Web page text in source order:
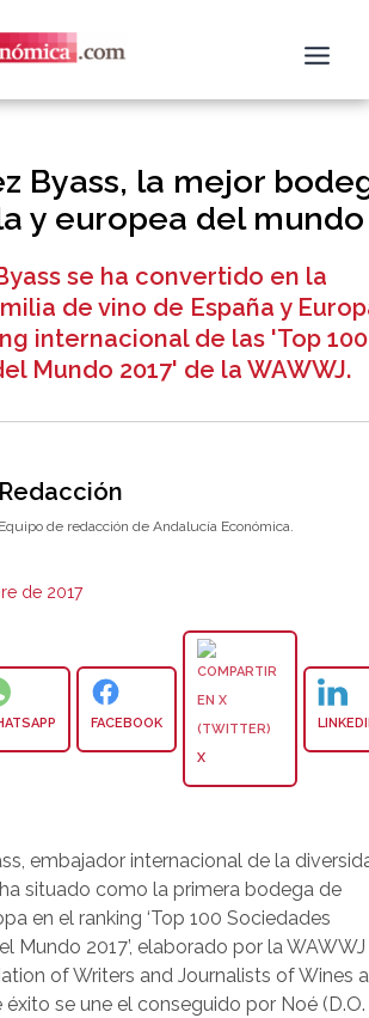
Byass, la mejor
y europea del mundo
se ha convertido en la
de vino de España y
internacional de las 'Top 100
Mundo 2017' de la WAWWJ.
Redacción
Equipo de redacción de Andalucía Económica.
de 2017
FACEBOOK
X
embajador internacional de la
situado como la primera bodega de
en el ranking ‘Top 100 Sociedades
Mundo 2017’, elaborado por la WAWWJ
of Writers and Journalists of Wines
éxito se une el conseguido por Noé (D.O.